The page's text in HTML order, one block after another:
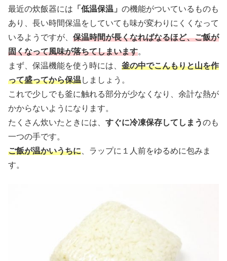
最近の炊飯器には 「低温保温」 の機能がついているものも
あり、長い時間保温をしていても味が変わりにくくなって
いるようですが、 保温時間が長くなればなるほど、ご飯が
固くなって風味が落ちてしまいます。
まず、保温機能を使う時には、 釜の中でこんもりと山を作
って盛ってから保温しましょう。
これで少しでも釜に触れる部分が少なくなり、余計な熱が
かからないようになります。
たくさん炊いたときには、 すぐに冷凍保存してしまうのも
一つの手です。
ご飯が温かいうちに 、ラップに１人前をゆるめに包みま
す。